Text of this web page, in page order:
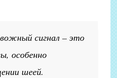
сигнал – это
особенно
шеей.